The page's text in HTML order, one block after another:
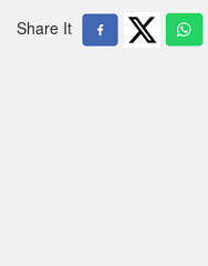
Share It